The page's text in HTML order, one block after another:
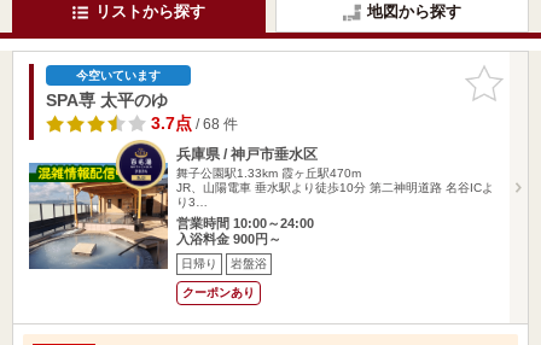
リストから探す 地図から探す
お気に入
りに追加
今空いています
SPA専 太平のゆ
3.7点/ 68 件
兵庫県 / 神戸市垂水区
舞子公園駅1.33km 霞ヶ丘駅470m
JR、山陽電車 垂水駅より徒歩10分 第二神明道路 名谷ICよ
り3…
営業時間 10:00～24:00
入浴料金 900円～
日帰り 岩盤浴
クーポンあり